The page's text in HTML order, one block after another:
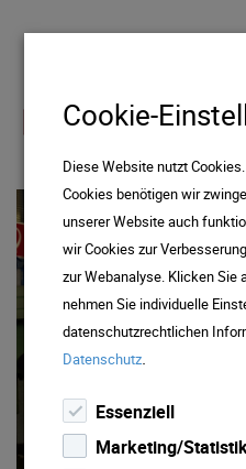
Cookie-
Diese Website nutzt
Cookies benötigen wir
unserer Website auch
wir Cookies zur
zur Webanalyse. Klicken Sie
nehmen Sie individuelle
datenschutzrechtlichen
Datenschutz.
Essenziell
Marketing/